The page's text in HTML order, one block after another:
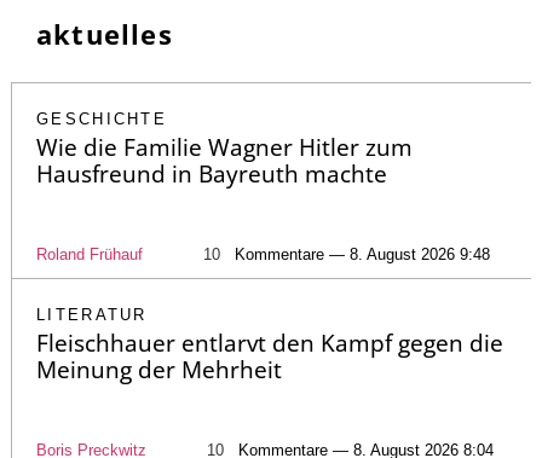
aktuelles
GESCHICHTE
Wie die Familie Wagner Hitler zum
Hausfreund in Bayreuth machte
Roland Frühauf 10 Kommentare — 8. August 2026 9:48
LITERATUR
Fleischhauer entlarvt den Kampf gegen die
Meinung der Mehrheit
Boris Preckwitz 10 Kommentare — 8. August 2026 8:04